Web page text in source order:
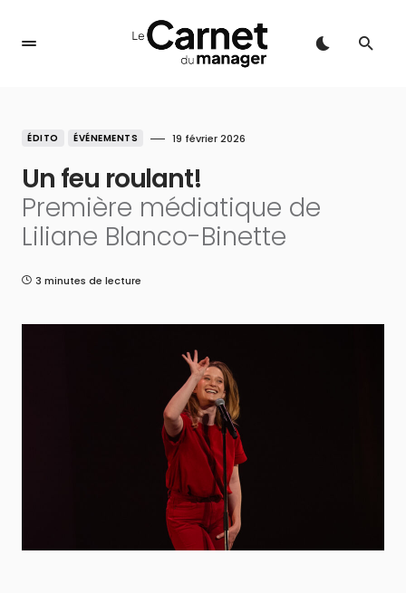
ÉDITO ÉVÉNEMENTS 19 février 2026
Un feu roulant!
Première médiatique de
Liliane Blanco-Binette
3 minutes de lecture